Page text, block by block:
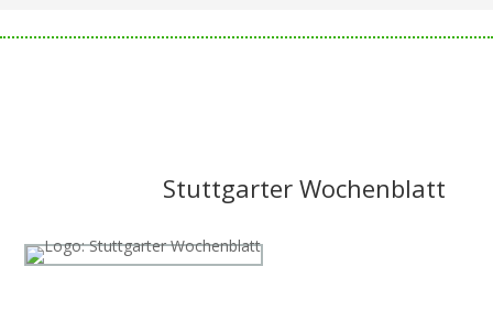
Stuttgarter Wochenblatt